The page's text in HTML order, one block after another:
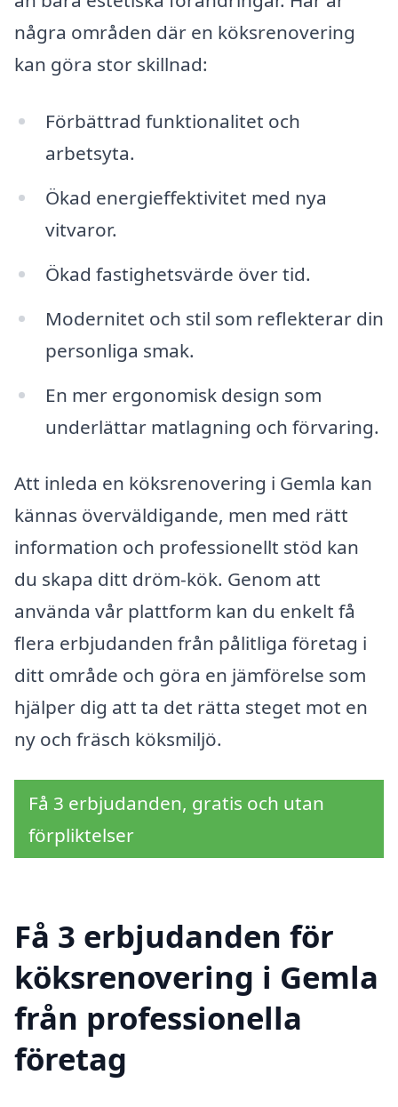
några områden där en köksrenovering
kan göra stor skillnad:
Förbättrad funktionalitet och
arbetsyta.
Ökad energieffektivitet med nya
vitvaror.
Ökad fastighetsvärde över tid.
Modernitet och stil som reflekterar din
personliga smak.
En mer ergonomisk design som
underlättar matlagning och förvaring.
Att inleda en köksrenovering i Gemla kan
kännas överväldigande, men med rätt
information och professionellt stöd kan
du skapa ditt dröm-kök. Genom att
använda vår plattform kan du enkelt få
flera erbjudanden från pålitliga företag i
ditt område och göra en jämförelse som
hjälper dig att ta det rätta steget mot en
ny och fräsch köksmiljö.
Få 3 erbjudanden, gratis och utan
förpliktelser
Få 3 erbjudanden för
köksrenovering i Gemla
från professionella
företag